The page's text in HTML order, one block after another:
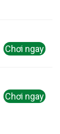
Chơi ngay
Chơi ngay